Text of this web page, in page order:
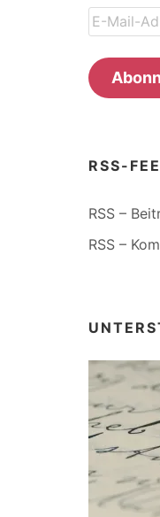
E-
Mail-
Adresse
RSS-
RSS –
RSS –